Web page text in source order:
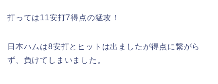
打っては11安打7得点の猛攻！
日本ハムは8安打とヒットは出ましたが得点に繋がら
ず、負けてしまいました。